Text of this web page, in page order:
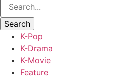
K-Pop
K-Drama
K-Movie
Feature